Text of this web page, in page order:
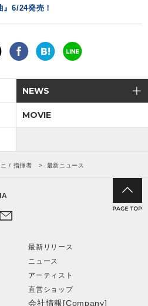
6/24発売！
NEWS
MOVIE
/ 指揮者 最新ニュース
最新リリース
ニュース
アーティスト
直営ショップ
会社情報[Company]